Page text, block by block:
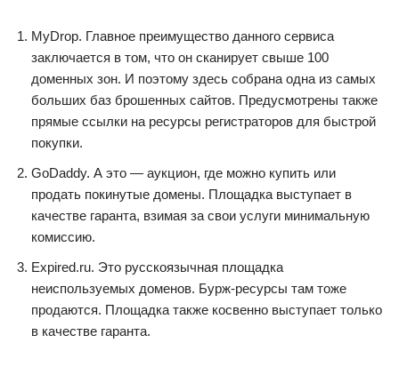
MyDrop. Главное преимущество данного сервиса
заключается в том, что он сканирует свыше 100
доменных зон. И поэтому здесь собрана одна из самых
больших баз брошенных сайтов. Предусмотрены также
прямые ссылки на ресурсы регистраторов для быстрой
покупки.
GoDaddy. А это — аукцион, где можно купить или
продать покинутые домены. Площадка выступает в
качестве гаранта, взимая за свои услуги минимальную
комиссию.
Expired.ru. Это русскоязычная площадка
неиспользуемых доменов. Бурж-ресурсы там тоже
продаются. Площадка также косвенно выступает только
в качестве гаранта.